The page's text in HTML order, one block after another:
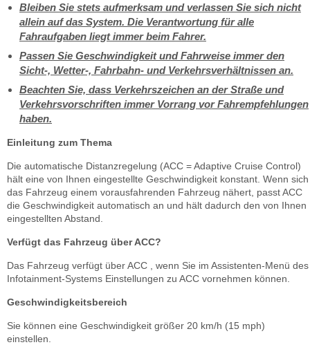
Bleiben Sie stets aufmerksam und verlassen Sie sich nicht
allein auf das System. Die Verantwortung für alle
Fahraufgaben liegt immer beim Fahrer.
Passen Sie Geschwindigkeit und Fahrweise immer den
Sicht-, Wetter-, Fahrbahn- und Verkehrsverhältnissen an.
Beachten Sie, dass Verkehrszeichen an der Straße und
Verkehrsvorschriften immer Vorrang vor Fahrempfehlungen
haben.
Einleitung zum Thema
Die automatische Distanzregelung (ACC = Adaptive Cruise Control)
hält eine von Ihnen eingestellte Geschwindigkeit konstant. Wenn sich
das Fahrzeug einem vorausfahrenden Fahrzeug nähert, passt ACC
die Geschwindigkeit automatisch an und hält dadurch den von Ihnen
eingestellten Abstand.
Verfügt das Fahrzeug über ACC?
Das Fahrzeug verfügt über ACC , wenn Sie im Assistenten-Menü des
Infotainment-Systems Einstellungen zu ACC vornehmen können.
Geschwindigkeitsbereich
Sie können eine Geschwindigkeit größer 20 km/h (15 mph)
einstellen.